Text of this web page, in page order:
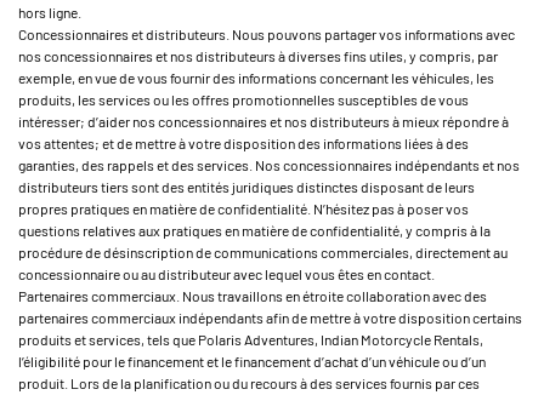
hors ligne.
Concessionnaires et distributeurs. Nous pouvons partager vos informations avec
nos concessionnaires et nos distributeurs à diverses fins utiles, y compris, par
exemple, en vue de vous fournir des informations concernant les véhicules, les
produits, les services ou les offres promotionnelles susceptibles de vous
intéresser; d’aider nos concessionnaires et nos distributeurs à mieux répondre à
vos attentes; et de mettre à votre disposition des informations liées à des
garanties, des rappels et des services. Nos concessionnaires indépendants et nos
distributeurs tiers sont des entités juridiques distinctes disposant de leurs
propres pratiques en matière de confidentialité. N’hésitez pas à poser vos
questions relatives aux pratiques en matière de confidentialité, y compris à la
procédure de désinscription de communications commerciales, directement au
concessionnaire ou au distributeur avec lequel vous êtes en contact.
Partenaires commerciaux. Nous travaillons en étroite collaboration avec des
partenaires commerciaux indépendants afin de mettre à votre disposition certains
produits et services, tels que Polaris Adventures, Indian Motorcycle Rentals,
l’éligibilité pour le financement et le financement d’achat d’un véhicule ou d’un
produit. Lors de la planification ou du recours à des services fournis par ces